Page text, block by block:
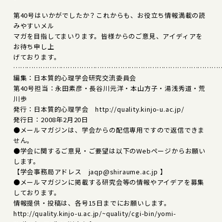
第40号はいかがでしたか？これからも、お役立ち情報満載の読
みやすいメル
マガを目指してまいります。皆様からのご意見、アイディアを
お待ち申し上
げております。
編集：日本質的心理学会研究交流委員会
第40号担当：永田素彦・長谷川元洋・本山方子・湯浅秀道・荒
川歩
発行：日本質的心理学会 http://quality.kinjo-u.ac.jp/
発行日：2008年2月20日
●メールマガジンは、学会からの配信専用ですので返信できま
せん。
●学会に関するご意見・ご要望は以下のWebページからお願い
します。
【学会事務局アドレス jaqp@shiraume.ac.jp 】
●メールマガジンに掲載する研究会等の情報やアイデアを募集
しております。
情報提供・投稿は、各号15日までにお願いします。
http://quality.kinjo-u.ac.jp/~quality/cgi-bin/yomi-